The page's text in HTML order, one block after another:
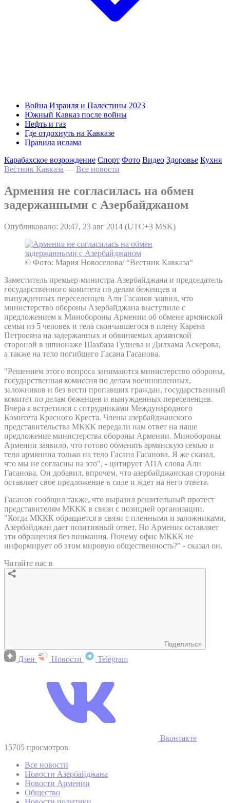
Война Израиля и Палестины 2023
Южный Кавказ после войны
Нефть и газ
Где отдохнуть на Кавказе
Правила ислама
Карабахское возрождение Спорт Фото Видео Здоровье Кухня
Вестник Кавказа — Все новости
Армения не согласилась на обмен
задержанными с Азербайджаном
Опубликовано: 20:47, 23 авг 2014 (UTC+3 MSK)
© Фото: Мария Новоселова/ “Вестник Кавказа“
Заместитель премьер-министра Азербайджана и председатель
государственного комитета по делам беженцев и
вынужденных переселенцев Али Гасанов заявил, что
министерство обороны Азербайджана выступило с
предложением к Минобороны Армении об обмене армянской
семьи из 5 человек и тела скончавшегося в плену Карена
Петросяна на задержанных и обвиняемых армянской
стороной в шпионаже Шахбаза Гулиева и Дилхама Аскерова,
а также на тело погибшего Гасана Гасанова.
"Решением этого вопроса занимаются министерство обороны,
государственная комиссия по делам военнопленных,
заложников и без вести пропавших граждан, государственный
комитет по делам беженцев и вынужденных переселенцев.
Вчера я встретился с сотрудниками Международного
Комитета Красного Креста. Члены азербайджанского
представительства МККК передали нам ответ на наше
предложение министерства обороны Армении. Минобороны
Армении заявило, что готово обменять армянскую семью и
тело армянина только на тело Гасана Гасанова. Я же сказал,
что мы не согласны на это", - цитирует АПА слова Али
Гасанова. Он добавил, впрочем, что азербайджанская стороны
оставляет свое предложение в силе и ждет на него ответа.
Гасанов сообщил также, что выразил решительный протест
представителям МККК в связи с позицией организации.
"Когда МККК обращается в связи с пленными и заложниками,
Азербайджан дает позитивный ответ. Но Армения оставляет
эти обращения без внимания. Почему офис МККК не
информирует об этом мировую общественность?" - сказал он.
Читайте нас в
Поделиться
Дзен Новости Telegram
Вконтакте
15705 просмотров
Все новости
Новости Азербайджана
Новости Армении
Общество